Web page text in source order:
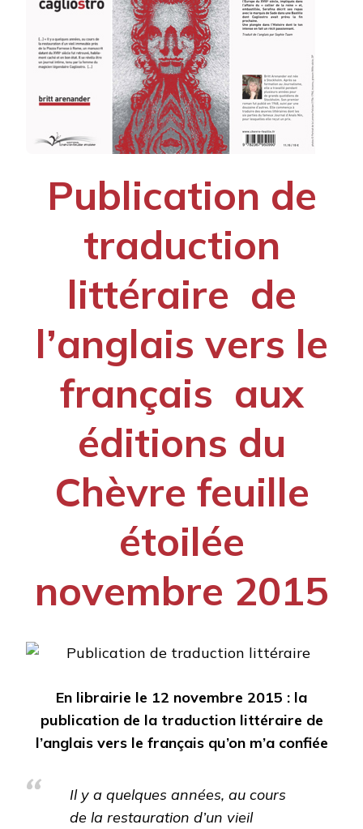
Publication de
traduction
littéraire de
l’anglais vers le
français aux
éditions du
Chèvre feuille
étoilée
novembre 2015
En librairie le 12 novembre 2015 : la
publication de la traduction littéraire de
l’anglais vers le français qu’on m’a confiée
Il y a quelques années, au cours
de la restauration d’un vieil